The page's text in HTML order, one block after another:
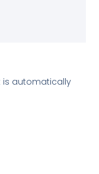
is automatically